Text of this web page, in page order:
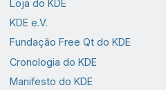
Loja do KDE
KDE e.V.
Fundação Free Qt do KDE
Cronologia do KDE
Manifesto do KDE